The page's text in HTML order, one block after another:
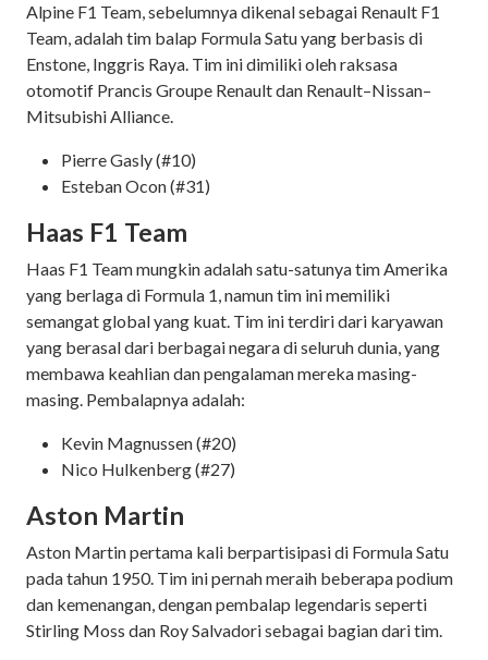
Alpine F1 Team, sebelumnya dikenal sebagai Renault F1
Team, adalah tim balap Formula Satu yang berbasis di
Enstone, Inggris Raya. Tim ini dimiliki oleh raksasa
otomotif Prancis Groupe Renault dan Renault–Nissan–
Mitsubishi Alliance.
Pierre Gasly (#10)
Esteban Ocon (#31)
Haas F1 Team
Haas F1 Team mungkin adalah satu-satunya tim Amerika
yang berlaga di Formula 1, namun tim ini memiliki
semangat global yang kuat. Tim ini terdiri dari karyawan
yang berasal dari berbagai negara di seluruh dunia, yang
membawa keahlian dan pengalaman mereka masing-
masing. Pembalapnya adalah:
Kevin Magnussen (#20)
Nico Hulkenberg (#27)
Aston Martin
Aston Martin pertama kali berpartisipasi di Formula Satu
pada tahun 1950. Tim ini pernah meraih beberapa podium
dan kemenangan, dengan pembalap legendaris seperti
Stirling Moss dan Roy Salvadori sebagai bagian dari tim.